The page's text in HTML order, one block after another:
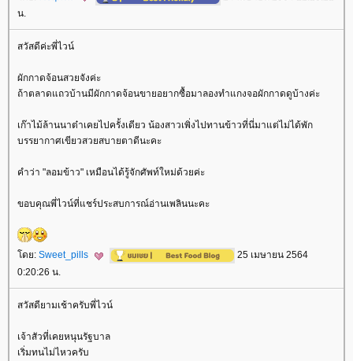
น.
สวัสดีค่ะพี่ไวน์
ผักกาดจ้อนสวยจังค่ะ
ถ้าตลาดแถวบ้านมีผักกาดจ้อนขายอยากซื้อมาลองทำแกงจอผักกาดดูบ้างค่ะ
เก๊าไม้ล้านนาต๋าเคยไปครั้งเดียว น้องสาวเพิ่งไปทานข้าวที่นี่มาแต่ไม่ได้พัก
บรรยากาศเขียวสวยสบายตาดีนะคะ
คำว่า "ลอมข้าว" เหมือนได้รู้จักศัพท์ใหม่ด้วยค่ะ
ขอบคุณพี่ไวน์ที่แชร์ประสบการณ์อ่านเพลินนะคะ
ดย: Sweet_pills
25 เมษายน 2564
0:20:26 น.
สวัสดียามเช้าครับพี่ไวน์
เจ้าสัวที่เคยหนุนรัฐบาล
เริ่มทนไม่ไหวครับ